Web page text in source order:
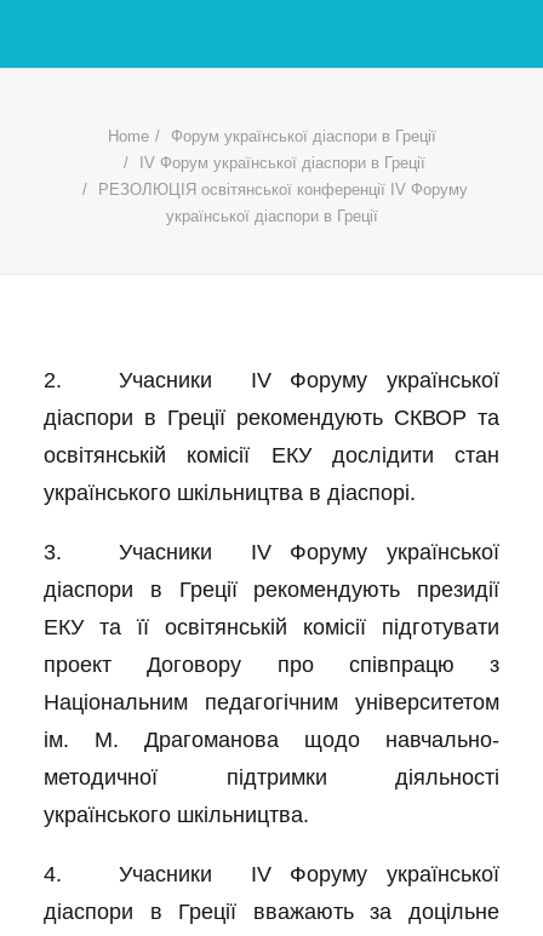
Home
Форум української діаспори в Греції
IV Форум української діаспори в Греції
РЕЗОЛЮЦІЯ освітянської конференції IV Форуму
української діаспори в Греції
2. Учасники IV Форуму української
діаспори в Греції рекомендують СКВОР та
освітянській комісії ЕКУ дослідити стан
українського шкільництва в діаспорі.
3. Учасники IV Форуму української
діаспори в Греції рекомендують президії
ЕКУ та її освітянській комісії підготувати
проект Договору про співпрацю з
Національним педагогічним університетом
ім. М. Драгоманова щодо навчально-
методичної підтримки діяльності
українського шкільництва.
4. Учасники IV Форуму української
діаспори в Греції вважають за доцільне